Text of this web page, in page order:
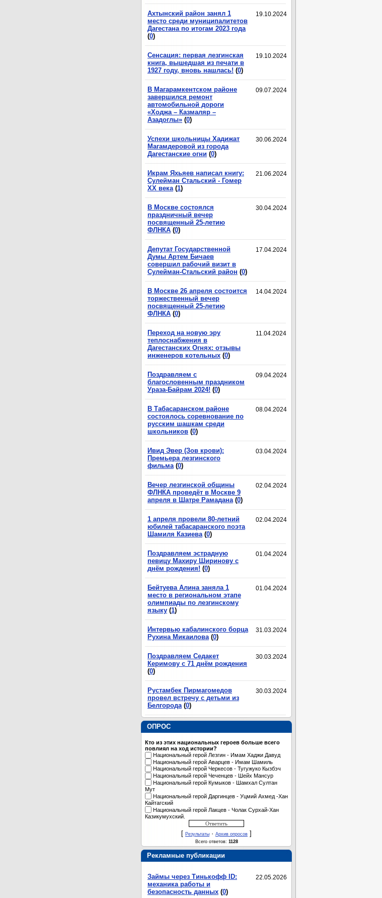
19.10.2024
Ахтынский район занял 1
место среди муниципалитетов
Дагестана по итогам 2023 года
(0)
19.10.2024
Сенсация: первая лезгинская
книга, вышедшая из печати в
1927 году, вновь нашлась! (0)
09.07.2024
В Магарамкентском районе
завершился ремонт
автомобильной дороги
«Ходжа – Казмаляр –
Азадоглы» (0)
30.06.2024
Успехи школьницы Хадижат
Магамдеровой из города
Дагестанские огни (0)
21.06.2024
Икрам Яхьяев написал книгу:
Сулейман Стальский - Гомер
XX века (1)
30.04.2024
В Москве состоялся
праздничный вечер
посвященный 25-летию
ФЛНКА (0)
17.04.2024
Депутат Государственной
Думы Артем Бичаев
совершил рабочий визит в
Сулейман-Стальский район (0)
14.04.2024
В Москве 26 апреля состоится
торжественный вечер
посвященный 25-летию
ФЛНКА (0)
11.04.2024
Переход на новую эру
теплоснабжения в
Дагестанских Огнях: отзывы
инженеров котельных (0)
09.04.2024
Поздравляем с
благословенным праздником
Ураза-Байрам 2024! (0)
08.04.2024
В Табасаранском районе
состоялось соревнование по
русским шашкам среди
школьников (0)
03.04.2024
Ивид Эвер (Зов крови):
Премьера лезгинского
фильма (0)
02.04.2024
Вечер лезгинской общины
ФЛНКА проведёт в Москве 9
апреля в Шатре Рамадана (0)
02.04.2024
1 апреля провели 80-летний
юбилей табасаранского поэта
Шамиля Казиева (0)
01.04.2024
Поздравляем эстрадную
певицу Махиру Ширинову с
днём рождения! (0)
01.04.2024
Бейтуева Алина заняла 1
место в региональном этапе
олимпиады по лезгинскому
языку (1)
31.03.2024
Интервью кабалинского борца
Рухина Микаилова (0)
30.03.2024
Поздравляем Седакет
Керимову с 71 днём рождения
(0)
30.03.2024
Рустамбек Пирмагомедов
провел встречу с детьми из
Белгорода (0)
ОПРОС
Кто из этих национальных героев больше всего
повлиял на ход истории?
Национальный герой Лезгин - Имам Хаджи Давуд
Национальный герой Аварцев - Имам Шамиль
Национальный герой Черкесов - Тугужуко Кызбэч
Национальный герой Чеченцев - Шейх Мансур
Национальный герой Кумыков - Шамхал Султан
Мут
Национальный герой Даргинцев - Уцмий Ахмед -Хан
Кайтагский
Национальный герой Лакцев - Чолак Сурхай-Хан
Казикумухский.
[ Результаты · Архив опросов ]
Всего ответов: 1128
Рекламные публикации
22.05.2026
Займы через Тинькофф ID:
механика работы и
безопасность данных (0)